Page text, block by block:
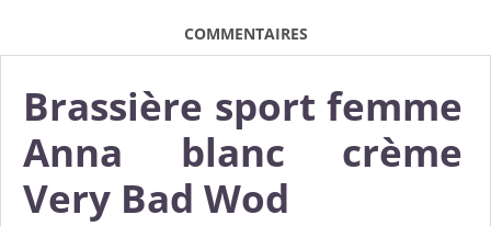
COMMENTAIRES
Brassière sport femme
Anna blanc crème
Very Bad Wod